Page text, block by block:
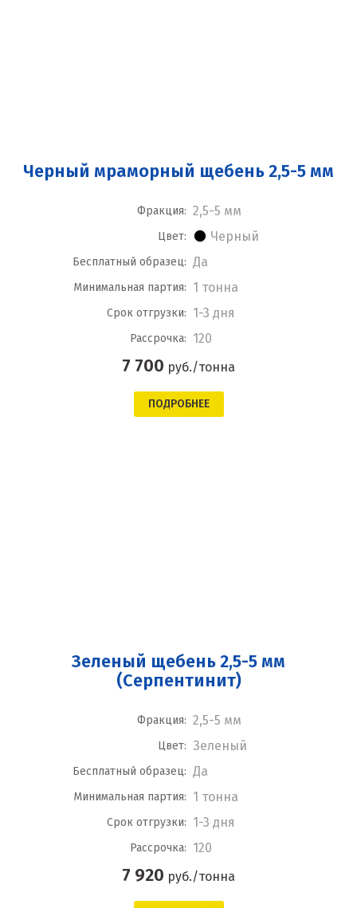
Черный мраморный щебень 2,5-5 мм
Фракция: 2,5-5 мм
Цвет: Черный
Бесплатный образец: Да
Минимальная партия: 1 тонна
Срок отгрузки: 1-3 дня
Рассрочка: 120
7 700 руб./тонна
ПОДРОБНЕЕ
Зеленый щебень 2,5-5 мм
(Серпентинит)
Фракция: 2,5-5 мм
Цвет: Зеленый
Бесплатный образец: Да
Минимальная партия: 1 тонна
Срок отгрузки: 1-3 дня
Рассрочка: 120
7 920 руб./тонна